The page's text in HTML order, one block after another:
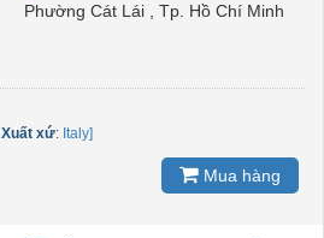
Phường Cát Lái , Tp. Hồ Chí Minh
Xuất xứ: Italy]
Mua hàng